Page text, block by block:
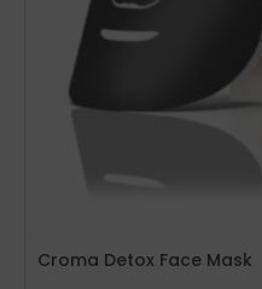
Croma Detox Face Mask